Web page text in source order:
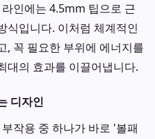
인에는 4.5mm 팁으로 근
식입니다. 이처럼 체계적인
, 꼭 필요한 부위에 에너지를
대의 효과를 이끌어냅니다.
디자인
작용 중 하나가 바로 '볼패